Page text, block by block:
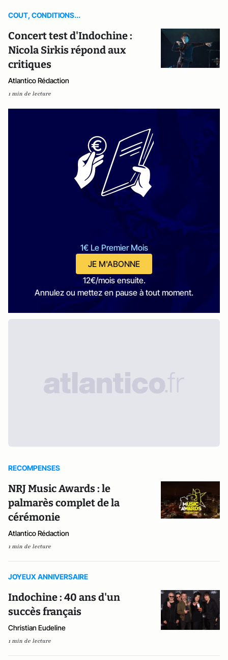
COUT, CONDITIONS...
Concert test d'Indochine :
Nicola Sirkis répond aux
critiques
Atlantico Rédaction
1 min de lecture
1€ Le Premier Mois
JE M'ABONNE
12€/mois ensuite.
Annulez ou mettez en pause à tout moment.
RECOMPENSES
NRJ Music Awards : le
palmarès complet de la
cérémonie
Atlantico Rédaction
1 min de lecture
JOYEUX ANNIVERSAIRE
Indochine : 40 ans d'un
succès français
Christian Eudeline
1 min de lecture